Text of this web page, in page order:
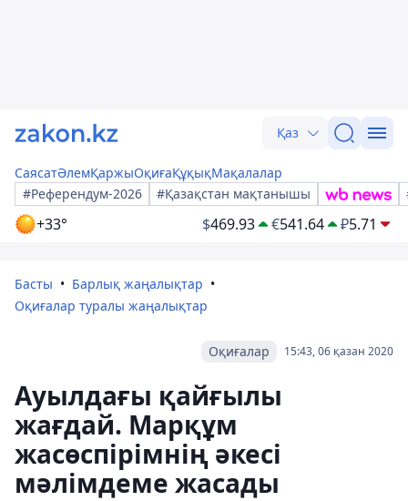
Қаз
СаясатӘлемҚаржыОқиғаҚұқықМақалалар
#Референдум-2026
#Қазақстан мақтанышы
+33° $469.93 €541.64 ₽5.71
Басты
Барлық жаңалықтар
Оқиғалар туралы жаңалықтар
15:43, 06 қазан 2020
Оқиғалар
Ауылдағы қайғылы
жағдай. Марқұм
жасөспірімнің әкесі
мәлімдеме жасады